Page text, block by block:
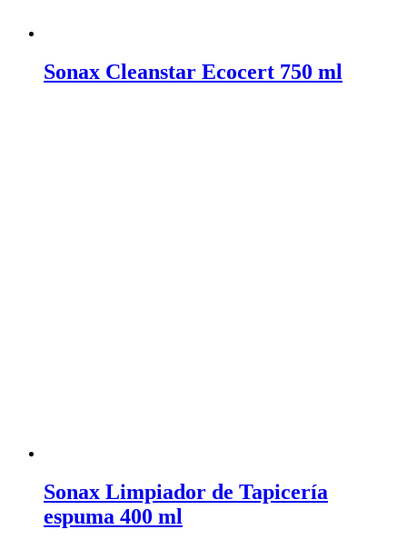
Sonax Cleanstar Ecocert 750 ml
Sonax Limpiador de Tapicería
espuma 400 ml